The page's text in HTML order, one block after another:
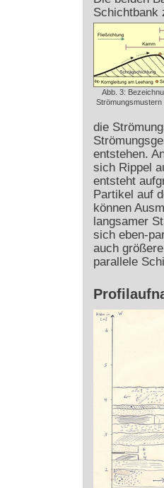
Schichtbank
Abb. 3:
Strömungsmustern
die
entstehen.
sich Rippel
entsteht
Partikel auf
können
langsamer
sich eben-
auch
parallele